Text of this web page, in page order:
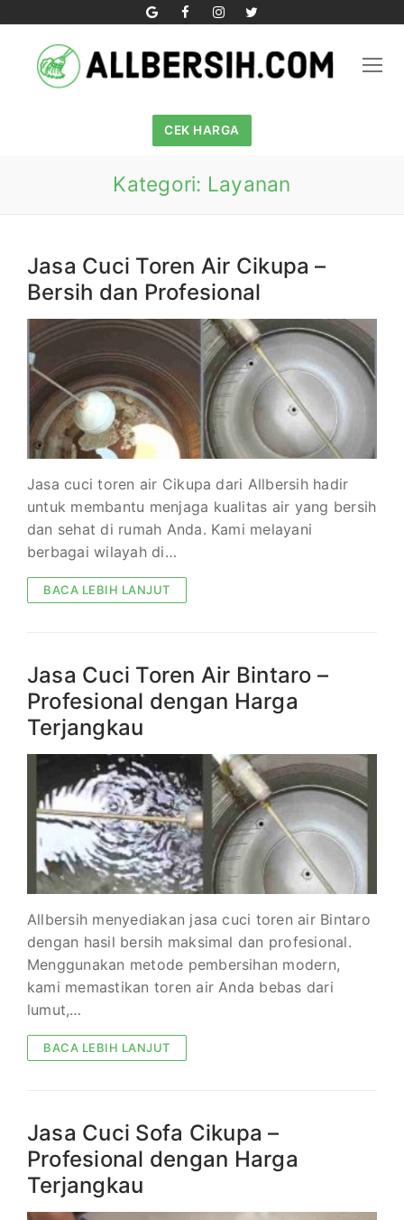
content
CEK HARGA
Kategori: Layanan
Jasa Cuci Toren Air Cikupa –
Bersih dan Profesional
Jasa cuci toren air Cikupa dari Allbersih hadir
untuk membantu menjaga kualitas air yang bersih
dan sehat di rumah Anda. Kami melayani
berbagai wilayah di…
BACA LEBIH LANJUT
Jasa Cuci Toren Air Bintaro –
Profesional dengan Harga
Terjangkau
Allbersih menyediakan jasa cuci toren air Bintaro
dengan hasil bersih maksimal dan profesional.
Menggunakan metode pembersihan modern,
kami memastikan toren air Anda bebas dari
lumut,…
BACA LEBIH LANJUT
Jasa Cuci Sofa Cikupa –
Profesional dengan Harga
Terjangkau